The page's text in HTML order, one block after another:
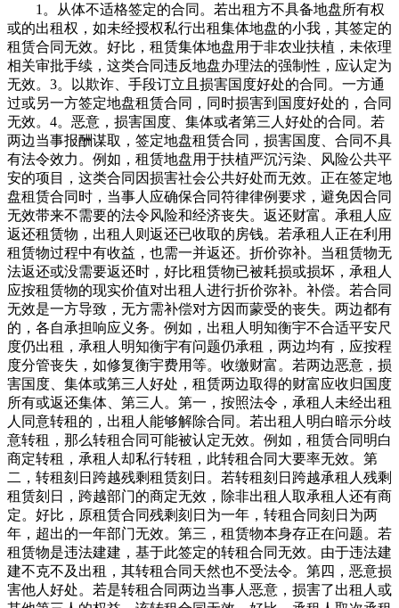
1。从体不适格签定的合同。若出租方不具备地盘所有权
或的出租权，如未经授权私行出租集体地盘的小我，其签定的
租赁合同无效。好比，租赁集体地盘用于非农业扶植，未依理
相关审批手续，这类合同违反地盘办理法的强制性，应认定为
无效。3。以欺诈、手段订立且损害国度好处的合同。一方通
过或另一方签定地盘租赁合同，同时损害到国度好处的，合同
无效。4。恶意，损害国度、集体或者第三人好处的合同。若
两边当事报酬谋取，签定地盘租赁合同，损害国度、合同不具
有法令效力。例如，租赁地盘用于扶植严沉污染、风险公共平
安的项目，这类合同因损害社会公共好处而无效。正在签定地
盘租赁合同时，当事人应确保合同符律律例要求，避免因合同
无效带来不需要的法令风险和经济丧失。返还财富。承租人应
返还租赁物，出租人则返还已收取的房钱。若承租人正在利用
租赁物过程中有收益，也需一并返还。折价弥补。当租赁物无
法返还或没需要返还时，好比租赁物已被耗损或损坏，承租人
应按租赁物的现实价值对出租人进行折价弥补。补偿。若合同
无效是一方导致，无方需补偿对方因而蒙受的丧失。两边都有
的，各自承担响应义务。例如，出租人明知衡宇不合适平安尺
度仍出租，承租人明知衡宇有问题仍承租，两边均有，应按程
度分管丧失，如修复衡宇费用等。收缴财富。若两边恶意，损
害国度、集体或第三人好处，租赁两边取得的财富应收归国度
所有或返还集体、第三人。第一，按照法令，承租人未经出租
人同意转租的，出租人能够解除合同。若出租人明白暗示分歧
意转租，那么转租合同可能被认定无效。例如，租赁合同明白
商定转租，承租人却私行转租，此转租合同大要率无效。第
二，转租刻日跨越残剩租赁刻日。若转租刻日跨越承租人残剩
租赁刻日，跨越部门的商定无效，除非出租人取承租人还有商
定。好比，原租赁合同残剩刻日为一年，转租合同刻日为两
年，超出的一年部门无效。第三，租赁物本身存正在问题。若
租赁物是违法建建，基于此签定的转租合同无效。由于违法建
建不克不及出租，其转租合同天然也不受法令。第四，恶意损
害他人好处。若是转租合同两边当事人恶意，损害了出租人或